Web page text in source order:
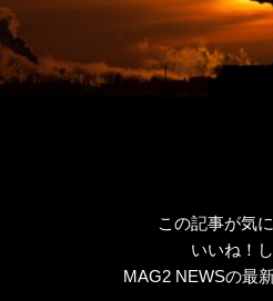
この記事が気
いいね！
MAG2 NEWSの最